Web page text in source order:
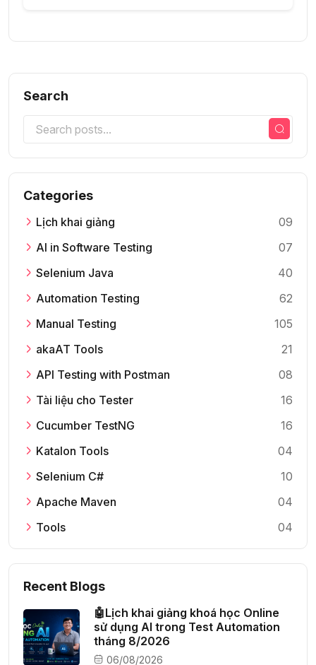
Search
Categories
Lịch khai giảng
09
AI in Software Testing
07
Selenium Java
40
Automation Testing
62
Manual Testing
105
akaAT Tools
21
API Testing with Postman
08
Tài liệu cho Tester
16
Cucumber TestNG
16
Katalon Tools
04
Selenium C#
10
Apache Maven
04
Tools
04
Recent Blogs
🤖Lịch khai giảng khoá học Online
sử dụng AI trong Test Automation
tháng 8/2026
06/08/2026